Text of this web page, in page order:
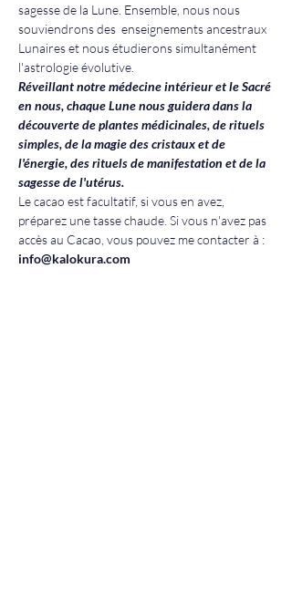
sagesse de la Lune. Ensemble, nous nous
souviendrons des  enseignements ancestraux
Lunaires et nous étudierons simultanément
l'astrologie évolutive.
Réveillant notre médecine intérieur et le Sacré
en nous, chaque Lune nous guidera dans la
découverte de plantes médicinales, de rituels
simples, de la magie des cristaux et de
l'énergie, des rituels de manifestation et de la
sagesse de l'utérus.
Le cacao est facultatif, si vous en avez,
préparez une tasse chaude. Si vous n'avez pas
accès au Cacao, vous pouvez me contacter à :
info@kalokura.com